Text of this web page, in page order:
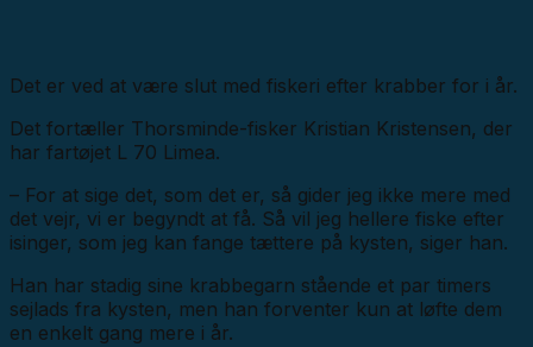
Det er ved at være slut med fiskeri efter krabber for i år.
Det fortæller Thorsminde-fisker Kristian Kristensen, der
har fartøjet L 70 Limea.
– For at sige det, som det er, så gider jeg ikke mere med
det vejr, vi er begyndt at få. Så vil jeg hellere fiske efter
isinger, som jeg kan fange tættere på kysten, siger han.
Han har stadig sine krabbegarn stående et par timers
sejlads fra kysten, men han forventer kun at løfte dem
en enkelt gang mere i år.